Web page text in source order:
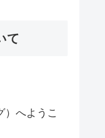
て
）へようこ